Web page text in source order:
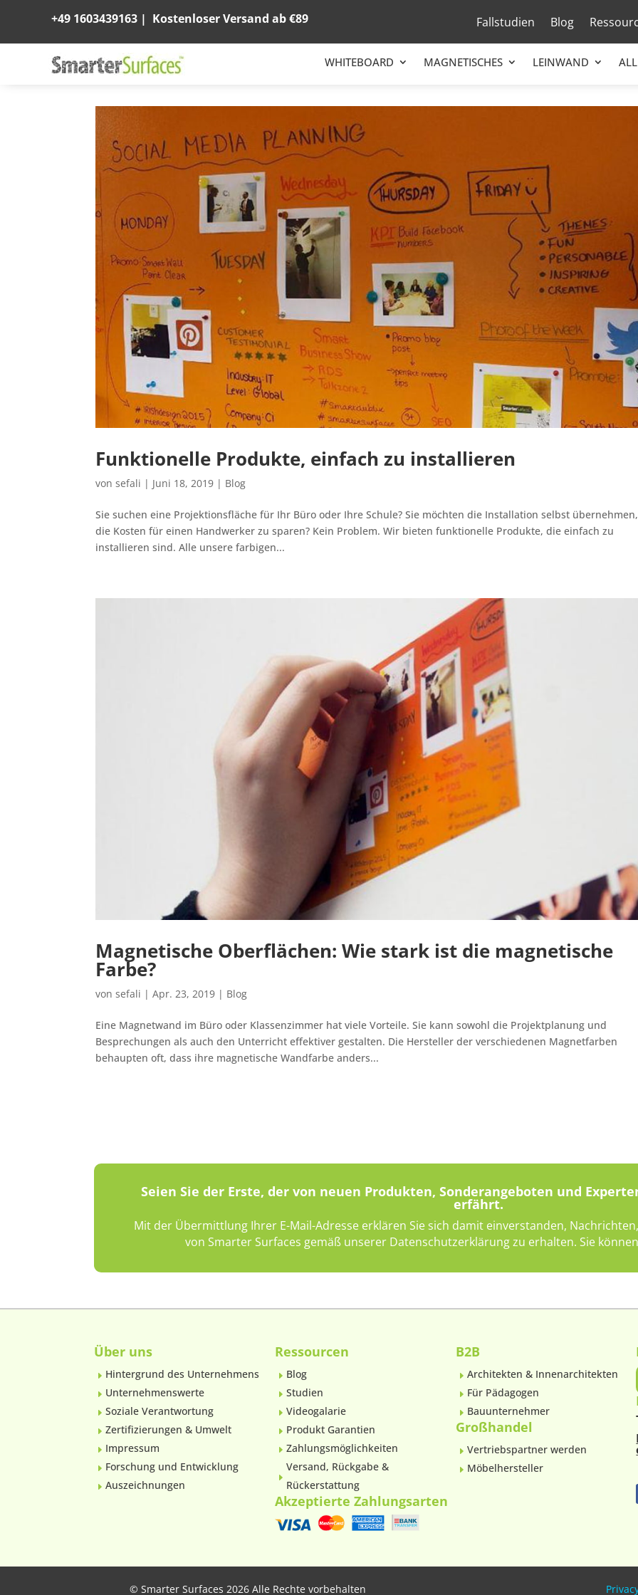
+49 1603439163 | Kostenloser Versand ab €89 Fallstudien Blog
WHITEBOARD MAGNETISCHES LEINWAND
Funktionelle Produkte, einfach zu installieren
vonsefali | Juni 18, 2019 | Blog
Sie suchen eine Projektionsfläche für Ihr Büro oder Ihre Schule? Sie möchten die Installation selbst
die Kosten für einen Handwerker zu sparen? Kein Problem. Wir bieten funktionelle Produkte, die einfach zu
installieren sind. Alle unsere farbigen...
Magnetische Oberflächen: Wie stark ist die magnetische
Farbe?
vonsefali |Apr. 23, 2019 | Blog
Eine Magnetwand im Büro oder Klassenzimmer hat viele Vorteile. Sie kann sowohl die Projektplanung und
Besprechungen als auch den Unterricht effektiver gestalten. Die Hersteller der verschiedenen Magnetfarben
behaupten oft, dass ihre magnetische Wandfarbe anders...
Seien Sie der Erste, der von neuen Produkten, Sonderangeboten und
erfährt.
Mit der Übermittlung Ihrer E-Mail-Adresse erklären Sie sich damit einverstanden,
von Smarter Surfaces gemäß unserer Datenschutzerklärung zu erhalten. Sie
Über uns
E Hintergrund des Unternehmens
E Unternehmenswerte
E Soziale Verantwortung
E Zertifizierungen & Umwelt
E Impressum
E Forschung und Entwicklung
E Auszeichnungen
Ressourcen
E Blog
E Studien
E Videogalarie
E Produkt Garantien
E Zahlungsmöglichkeiten
E
Versand, Rückgabe &
Rückerstattung
Akzeptierte Zahlungsarten
B2B
E Architekten & Innenarchitekten
E Für Pädagogen
E Bauunternehmer
Großhandel
E Vertriebspartner werden
E Möbelhersteller
© Smarter Surfaces 2026 Alle Rechte vorbehalten